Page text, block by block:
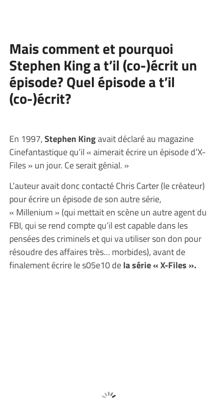
Mais comment et pourquoi
Stephen King a t’il (co-)écrit un
épisode? Quel épisode a t’il
(co-)écrit?
En 1997,Stephen Kingavait déclaré au magazine
Cinefantastique qu’il « aimerait écrire un épisode d’X-
Files » un jour. Ce serait génial. »
L’auteur avait donc contacté Chris Carter (le créateur)
pour écrire un épisode de son autre série,
« Millenium » (qui mettait en scène un autre agent du
FBI, qui se rend compte qu’il est capable dans les
pensées des criminels et qui va utiliser son don pour
résoudre des affaires très… morbides), avant de
finalement écrire le s05e10 dela série « X-Files ».